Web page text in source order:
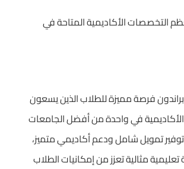
التخصصات الأكاديمية المتاحة في
فرصة مميزة للطلاب الذين يسعون
في واحدة من أفضل الجامعات
تمويل شامل ودعم أكاديمي متميز،
مثالية تعزز من إمكانيات الطلاب